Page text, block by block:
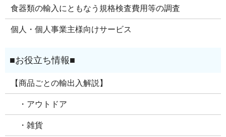
食器類の輸入にともなう規格検査費用等の調査
個人・個人事業主様向けサービス
【商品ごとの輸出入解説】
・アウトドア
・雑貨